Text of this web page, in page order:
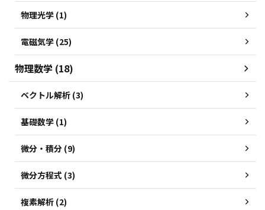
物理光学 (1)
電磁気学 (25)
物理数学 (18)
ベクトル解析 (3)
基礎数学 (1)
微分・積分 (9)
微分方程式 (3)
複素解析 (2)